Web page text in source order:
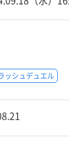
ッシュデュエル